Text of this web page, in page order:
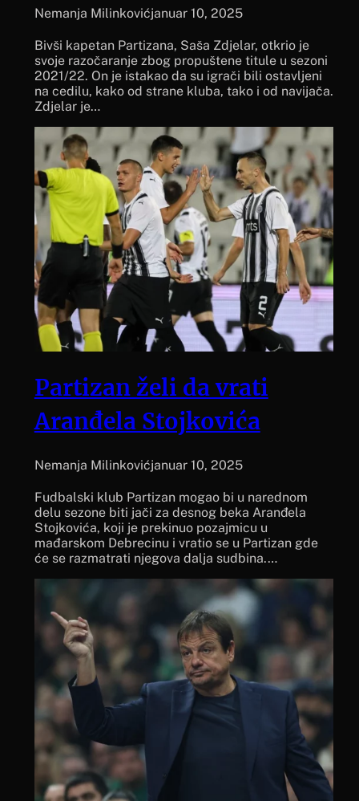
Nemanja Milinkovićjanuar 10, 2025
Bivši kapetan Partizana, Saša Zdjelar, otkrio je
svoje razočaranje zbog propuštene titule u sezoni
2021/22. On je istakao da su igrači bili ostavljeni
na cedilu, kako od strane kluba, tako i od navijača.
Zdjelar je…
Partizan želi da vrati
Aranđela Stojkovića
Nemanja Milinkovićjanuar 10, 2025
Fudbalski klub Partizan mogao bi u narednom
delu sezone biti jači za desnog beka Aranđela
Stojkovića, koji je prekinuo pozajmicu u
mađarskom Debrecinu i vratio se u Partizan gde
će se razmatrati njegova dalja sudbina.…